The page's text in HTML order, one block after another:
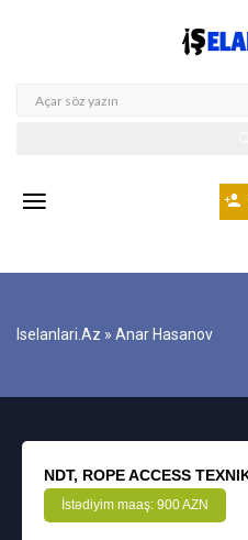
Iselanlari.az » Anar Hasanov
NDT, ROPE ACCESS
İstədiyim maaş: 900 AZN